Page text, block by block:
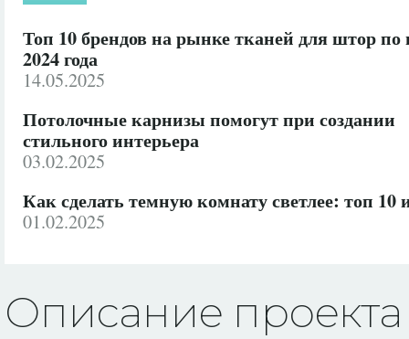
Топ 10 брендов на рынке тканей для штор по
2024 года
14.05.2025
Потолочные карнизы помогут при создании
стильного интерьера
03.02.2025
Как сделать темную комнату светлее: топ 10
01.02.2025
Описание проекта